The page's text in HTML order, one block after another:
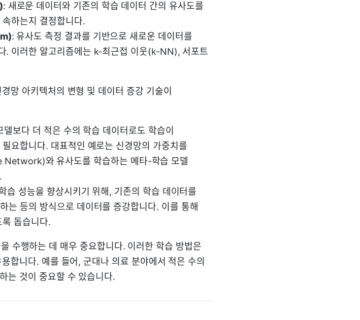
: 새로운 데이터와 기존의 학습 데이터 간의 유사도를
하는지 결정합니다.
: 유사도 측정 결과를 기반으로 새로운 데이터를
. 이러한 알고리즘에는 k-최근접 이웃(k-NN), 서포트
망 아키텍처의 변형 및 데이터 증강 기술이
보다 더 적은 수의 학습 데이터로도 학습이
요합니다. 대표적인 예로는 신경망의 가중치를
Network)와 유사도를 학습하는 메타-학습 모델
습 성능을 향상시키기 위해, 기존의 학습 데이터를
는 등의 방식으로 데이터를 증강합니다. 이를 통해
돕습니다.
행하는 데 매우 중요합니다. 이러한 학습 방법은
합니다. 예를 들어, 군대나 의료 분야에서 적은 수의
는 것이 중요할 수 있습니다.